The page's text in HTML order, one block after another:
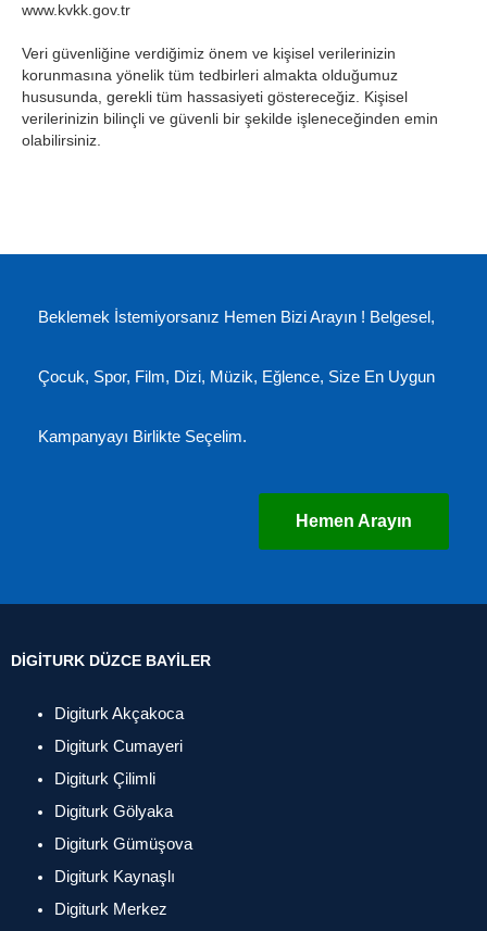
www.kvkk.gov.tr
Veri güvenliğine verdiğimiz önem ve kişisel verilerinizin
korunmasına yönelik tüm tedbirleri almakta olduğumuz
hususunda, gerekli tüm hassasiyeti göstereceğiz. Kişisel
verilerinizin bilinçli ve güvenli bir şekilde işleneceğinden emin
olabilirsiniz.
Beklemek İstemiyorsanız Hemen Bizi Arayın ! Belgesel,
Çocuk, Spor, Film, Dizi, Müzik, Eğlence, Size En Uygun
Kampanyayı Birlikte Seçelim.
Hemen Arayın
DIGITURK DÜZCE BAYILER
Digiturk Akçakoca
Digiturk Cumayeri
Digiturk Çilimli
Digiturk Gölyaka
Digiturk Gümüşova
Digiturk Kaynaşlı
Digiturk Merkez